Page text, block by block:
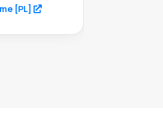
[PL]
(opens in a new tab)